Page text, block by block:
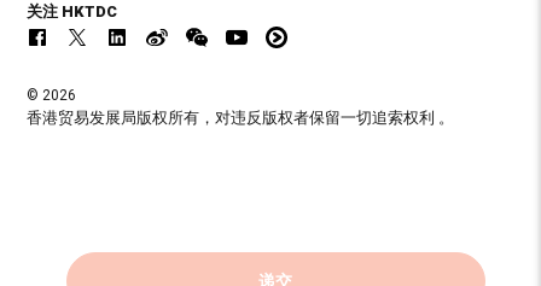
递交
关注 HKTDC
© 2026
香港贸易发展局版权所有，对违反版权者保留一切追索权利 。